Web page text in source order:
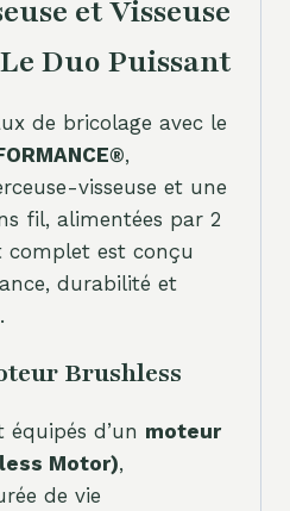
et Visseuse
Le Duo Puissant
de bricolage avec le
,
visseuse et une
fil, alimentées par 2
complet est conçu
durabilité et
Brushless
d’un moteur
Motor),
de vie